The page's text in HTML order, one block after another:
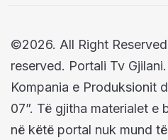
©2026. All Right
reserved. Portali Tv
Kompania e Produksionit
07”. Të gjitha materialet e
në këtë portal nuk mund